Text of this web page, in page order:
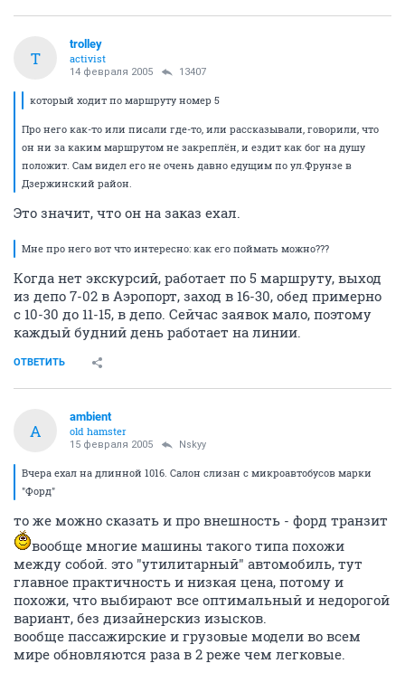
T
trolley
activist
14 февраля 2005 13407
который ходит по маршруту номер 5
Про него как-то или писали где-то, или рассказывали, говорили, что
он ни за каким маршрутом не закреплён, и ездит как бог на душу
положит. Сам видел его не очень давно едущим по ул.Фрунзе в
Дзержинский район.
Это значит, что он на заказ ехал.
Мне про него вот что интересно: как его поймать можно???
Когда нет экскурсий, работает по 5 маршруту, выход
из депо 7-02 в Аэропорт, заход в 16-30, обед примерно
с 10-30 до 11-15, в депо. Сейчас заявок мало, поэтому
каждый будний день работает на линии.
ОТВЕТИТЬ
A
ambient
old hamster
15 февраля 2005 Nskyy
Вчера ехал на длинной 1016. Салон слизан с микроавтобусов марки
"Форд"
то же можно сказать и про внешность - форд транзит
вообще многие машины такого типа похожи
между собой. это "утилитарный" автомобиль, тут
главное практичность и низкая цена, потому и
похожи, что выбирают все оптимальный и недорогой
вариант, без дизайнерскиз изысков.
вообще пассажирские и грузовые модели во всем
мире обновляются раза в 2 реже чем легковые.